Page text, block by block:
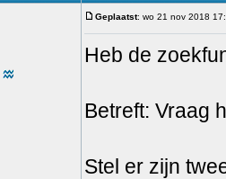
Geplaatst: wo 21 nov 2018
Heb de
Betreft: Vraag
Stel er zijn